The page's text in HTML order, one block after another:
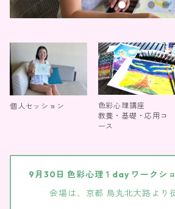
個人セッション
色彩心理講座
教養・基礎・応用コ
ース
9月30日 色彩心理１day ワークシ
会場は、京都 烏丸北大路より